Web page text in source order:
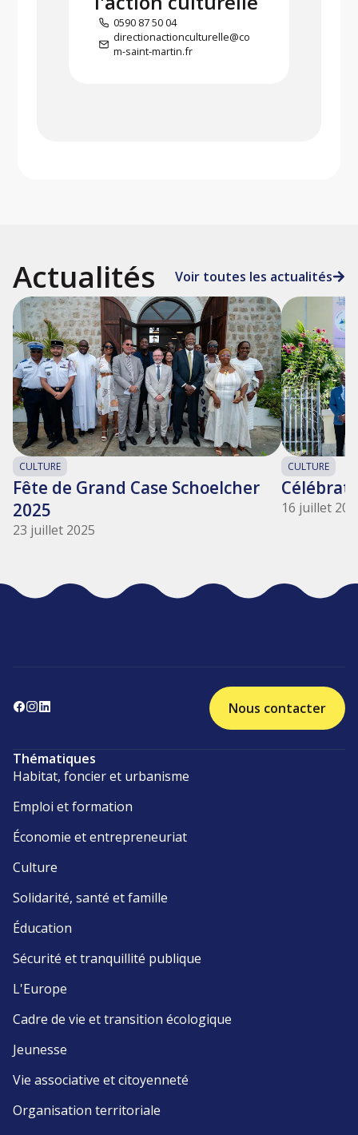
0590 87 50 04
directionactionculturelle@co
m-saint-martin.fr
Actualités Voir toutes les actualités
CULTURE
Fête de Grand Case Schoelcher
2025
23 juillet 2025
CULTURE
16 juillet
Nous contacter
Thématiques
Habitat, foncier et urbanisme
Emploi et formation
Économie et entrepreneuriat
Culture
Solidarité, santé et famille
Éducation
Sécurité et tranquillité publique
L'Europe
Cadre de vie et transition écologique
Jeunesse
Vie associative et citoyenneté
Organisation territoriale